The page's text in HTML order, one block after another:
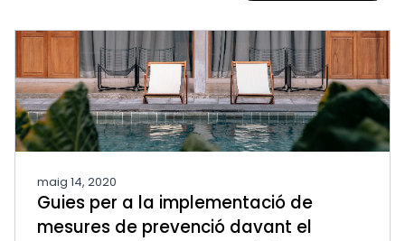
maig 14, 2020
Guies per a la implementació de
mesures de prevenció davant el